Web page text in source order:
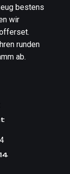
bestens
wir
runden
ab.